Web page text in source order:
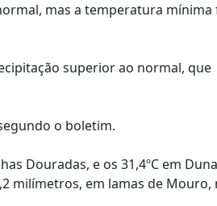
mas a temperatura mínima
superior ao normal, que
o boletim.
Douradas, e os 31,4ºC em
milímetros, em lamas de Mouro,